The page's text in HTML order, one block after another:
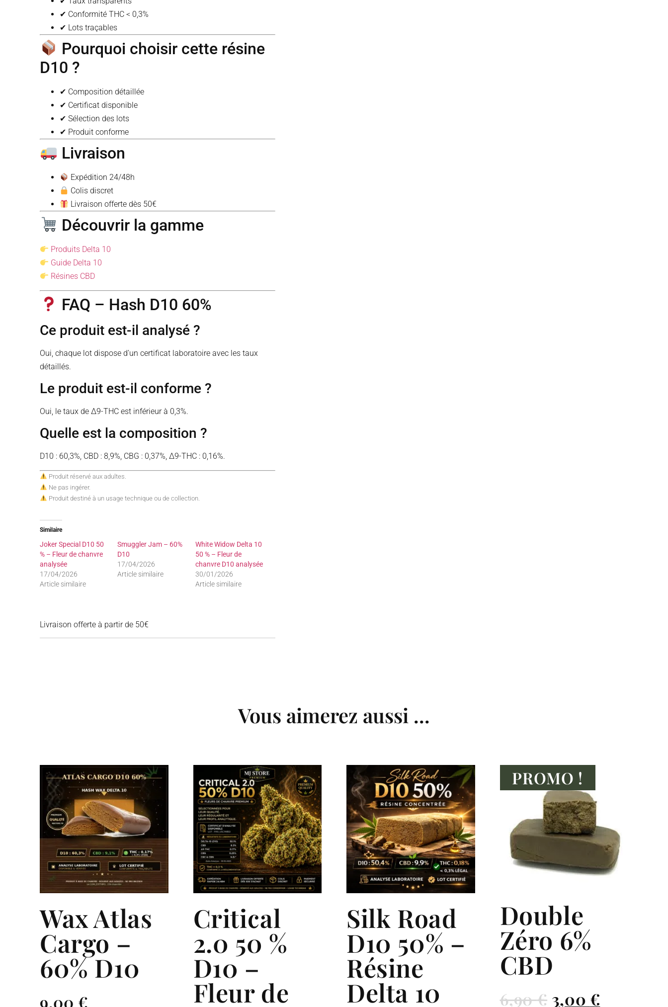
✔ Conformité THC < 0,3%
✔ Lots traçables
Pourquoi choisir cette résine
D10 ?
✔ Composition détaillée
✔ Certificat disponible
✔ Sélection des lots
✔ Produit conforme
Livraison
Expédition 24/48h
Colis discret
Livraison offerte dès 50€
Découvrir la gamme
Produits Delta 10
Guide Delta 10
Résines CBD
FAQ – Hash D10 60%
Ce produit est-il analysé ?
Oui, chaque lot dispose d’un certificat laboratoire avec les taux
détaillés.
Le produit est-il conforme ?
Oui, le taux de Δ9-THC est inférieur à 0,3%.
Quelle est la composition ?
D10 : 60,3%, CBD : 8,9%, CBG : 0,37%, Δ9-THC : 0,16%.
Produit réservé aux adultes.
Ne pas ingérer.
Produit destiné à un usage technique ou de collection.
Similaire
Joker Special D10 50
% – Fleur de chanvre
analysée
17/04/2026
Article similaire
Smuggler Jam – 60%
D10
17/04/2026
Article similaire
White Widow Delta 10
50 % – Fleur de
chanvre D10 analysée
30/01/2026
Article similaire
Livraison offerte à partir de 50€
Vous aimerez aussi ...
Wax Atlas
Cargo –
60% D10
9,00 €
Critical
2.0 50 %
D10 –
Fleur de
Silk Road
D10 50% –
Résine
Delta 10
PROMO !
Double
Zéro 6%
CBD
6,90€ 3,00 €